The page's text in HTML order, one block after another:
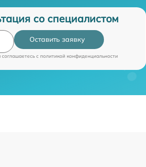
со специалистом
Оставить заявку
c политикой конфиденциальности